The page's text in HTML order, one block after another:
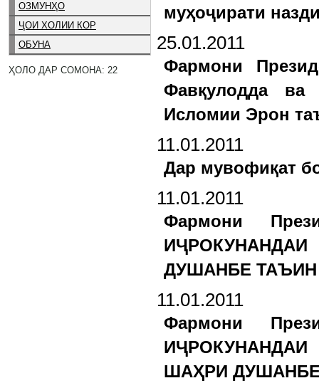
ОЗМУНҲО
ҶОИ ХОЛИИ КОР
ОБУНА
ҲОЛО ДАР СОМОНА: 22
муҳоҷирати
25.01.2011
Фармони
Фавқулодда ва
Исломии Эрон
11.01.2011
Дар мувофиқат
11.01.2011
Фармони
ДУШАНБЕ
11.01.2011
Фармони
ШАҲРИ